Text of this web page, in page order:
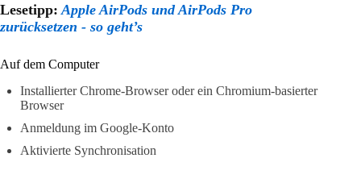
Lesetipp: Apple AirPods und AirPods Pro
zurücksetzen - so geht’s
Auf dem Computer
Installierter Chrome-Browser oder ein Chromium-basierter
Browser
Anmeldung im Google-Konto
Aktivierte Synchronisation